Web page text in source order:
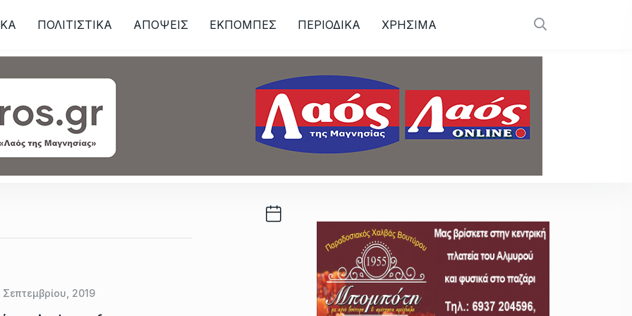
ΠΟΛΙΤΙΣΤΙΚΑ ΑΠΟΨΕΙΣ ΕΚΠΟΜΠΕΣ ΠΕΡΙΟΔΙΚΑ ΧΡΗΣΙΜΑ
Σεπτεμβρίου, 2019